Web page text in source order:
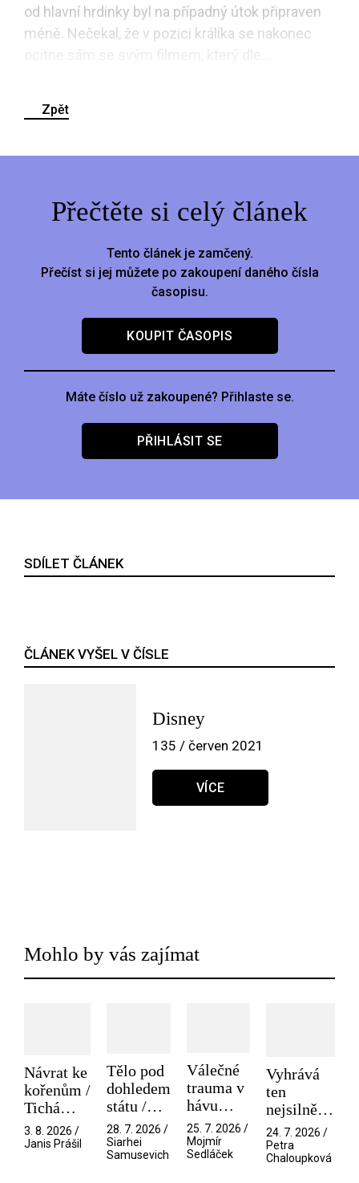
od hlavní hrdinky byl na případný útok připraven
méně. Nečekal, že v pozici králíka se nakonec
Zpět
Přečtěte si celý článek
Tento článek je zamčený.
Přečíst si jej můžete po zakoupení daného čísla
časopisu.
KOUPIT ČASOPIS
Máte číslo už zakoupené? Přihlaste se.
PŘIHLÁSIT SE
SDÍLET ČLÁNEK
ČLÁNEK VYŠEL V ČÍSLE
Disney
135 / červen 2021
VÍCE
Mohlo by vás zajímat
Návrat ke
kořenům /
Tichá
přítelkyně
3. 8. 2026 /
Janis Prášil
Tělo pod
dohledem
státu /
Pramen
28. 7. 2026 /
Siarhei
Samusevich
Válečné
trauma v
hávu
spektáklu
/ Odyssea
25. 7. 2026 /
Mojmír
Sedláček
Vyhrává
ten
nejsilnější
/ V nitru
manosféry
24. 7. 2026 /
Petra
Chaloupková